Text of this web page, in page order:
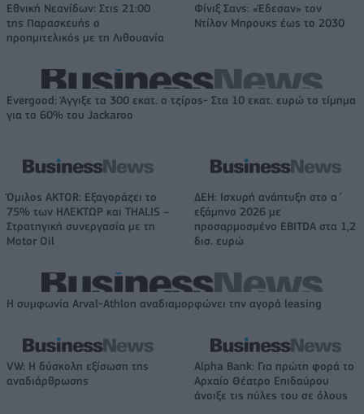
Εθνική Νεανίδων: Στις 21:00
της Παρασκευής ο
προημιτελικός με τη Λιθουανία
Φίνιξ Σανς: «Έδεσαν» τον
Ντίλον Μπρουκς έως το 2030
Evergood: Άγγιξε τα 300 εκατ. ο τζίρος- Στα 10 εκατ. ευρώ το τίμημα
για το 60% του Jackaroo
Όμιλος AKTOR: Εξαγοράζει το
75% των ΗΛΕΚΤΩΡ και THALIS –
Στρατηγική συνεργασία με τη
Motor Oil
ΔΕΗ: Ισχυρή ανάπτυξη στο α΄
εξάμηνο 2026 με
προσαρμοσμένο EBITDA στα 1,2
δισ. ευρώ
Η συμφωνία Arval-Athlon αναδιαμορφώνει την αγορά leasing
VW: Η δύσκολη εξίσωση της
αναδιάρθρωσης
Alpha Bank: Για πρώτη φορά το
Αρχαίο Θέατρο Επιδαύρου
άνοιξε τις πύλες του σε όλους